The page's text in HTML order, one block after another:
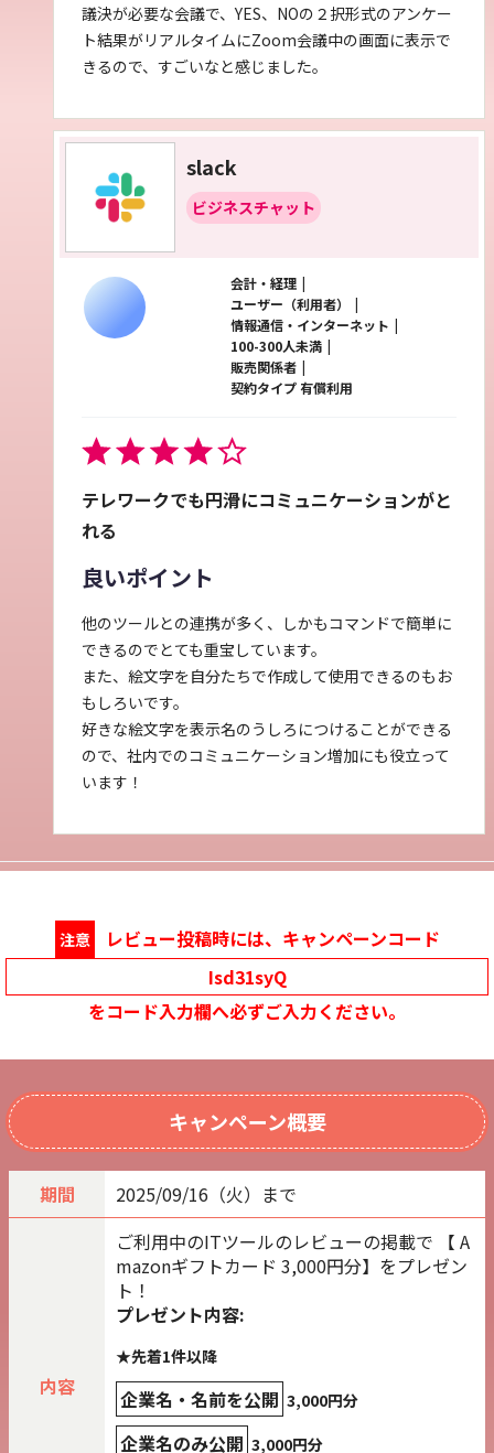
議決が必要な会議で、YES、NOの２択形式のアンケー
ト結果がリアルタイムにZoom会議中の画面に表示で
きるので、すごいなと感じました。
slack
ビジネスチャット
会計・経理
ユーザー（利用者）
情報通信・インターネット
100-300人未満
販売関係者
契約タイプ 有償利用
テレワークでも円滑にコミュニケーションがと
れる
良いポイント
他のツールとの連携が多く、しかもコマンドで簡単に
できるのでとても重宝しています。
また、絵文字を自分たちで作成して使用できるのもお
もしろいです。
好きな絵文字を表示名のうしろにつけることができる
ので、社内でのコミュニケーション増加にも役立って
います！
注意
レビュー投稿時には、キャンペーンコード
Isd31syQ
をコード入力欄へ必ずご入力ください。
キャンペーン概要
期間 2025/09/16（火）まで
内容
ご利用中のITツールのレビューの掲載で 【 A
mazonギフトカード 3,000円分】をプレゼン
ト！
プレゼント内容:
★先着1件以降
企業名・名前を公開 3,000円分
企業名のみ公開 3,000円分